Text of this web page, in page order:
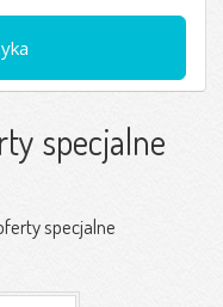
specjalne
specjalne